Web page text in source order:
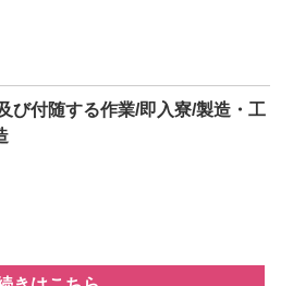
び付随する作業/即入寮/製造・工